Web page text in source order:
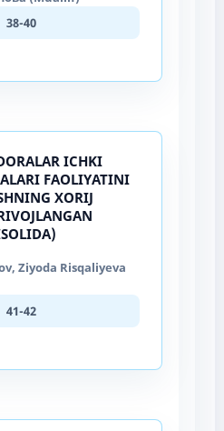
38-40
ICHKI
FAOLIYATINI
XORIJ
Ziyoda Risqaliyeva
41-42